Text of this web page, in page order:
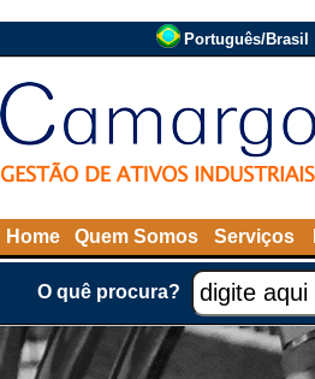
Português/Brasil
Home Quem Somos Serviços
O quê procura?